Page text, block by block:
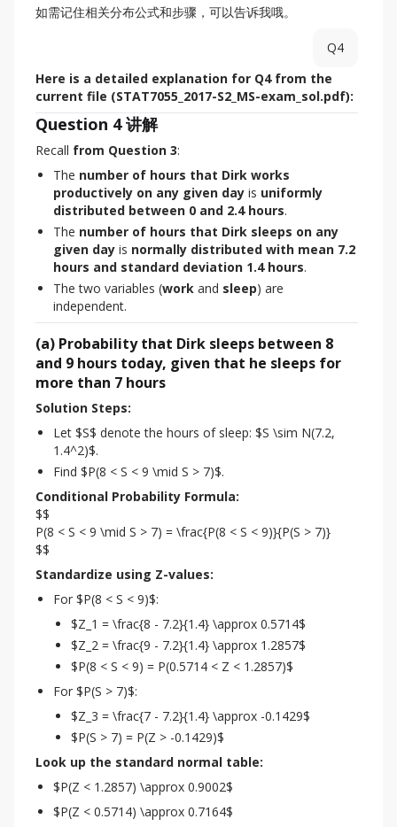
如需记住相关分布公式和步骤，可以告诉我哦。
Q4
Here is a detailed explanation for Q4 from the
current file (STAT7055_2017-S2_MS-exam_sol.pdf):
Question 4 讲解
Recall from Question 3:
The number of hours that Dirk works
productively on any given day is uniformly
distributed between 0 and 2.4 hours.
The number of hours that Dirk sleeps on any
given day is normally distributed with mean 7.2
hours and standard deviation 1.4 hours.
The two variables (work and sleep) are
independent.
(a) Probability that Dirk sleeps between 8
and 9 hours today, given that he sleeps for
more than 7 hours
Solution Steps:
Let $S$ denote the hours of sleep: $S \sim N(7.2,
1.4^2)$.
Find $P(8 < S < 9 \mid S > 7)$.
Conditional Probability Formula:
$$
P(8 < S < 9 \mid S > 7) = \frac{P(8 < S < 9)}{P(S > 7)}
$$
Standardize using Z-values:
For $P(8 < S < 9)$:
$Z_1 = \frac{8 - 7.2}{1.4} \approx 0.5714$
$Z_2 = \frac{9 - 7.2}{1.4} \approx 1.2857$
$P(8 < S < 9) = P(0.5714 < Z < 1.2857)$
For $P(S > 7)$:
$Z_3 = \frac{7 - 7.2}{1.4} \approx -0.1429$
$P(S > 7) = P(Z > -0.1429)$
Look up the standard normal table:
$P(Z < 1.2857) \approx 0.9002$
$P(Z < 0.5714) \approx 0.7164$